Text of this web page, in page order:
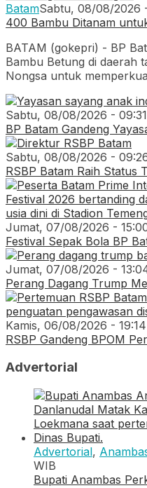
BatamSabtu, 08/08/2026
400 Bambu Ditanam
BATAM (gokepri) - BP
Bambu Betung di daerah
Nongsa untuk
Sabtu, 08/08/2026 -
BP Batam Gandeng
Sabtu, 08/08/2026 -
RSBP Batam Raih Status
Jumat, 07/08/2026 -
Festival Sepak Bola BP
Jumat, 07/08/2026 -
Perang Dagang Trump
Kamis, 06/08/2026 -
RSBP Gandeng BPOM
Advertorial
Advertorial,
WIB
Bupati Anambas